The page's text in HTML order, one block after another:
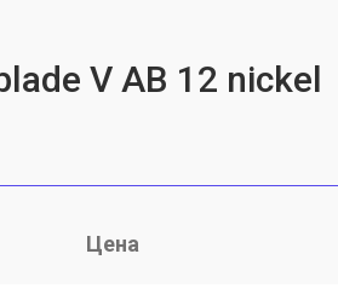
V AB 12 nickel
Цена